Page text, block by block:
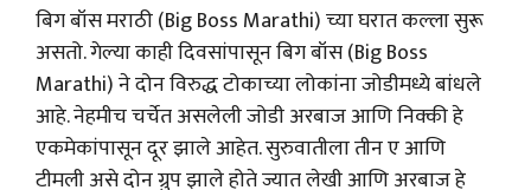
बिग बॉस मराठी (Big Boss Marathi) च्या घरात कल्ला सुरू
असतो. गेल्या काही दिवसांपासून बिग बॉस (Big Boss
Marathi) ने दोन विरुद्ध टोकाच्या लोकांना जोडीमध्ये बांधले
आहे. नेहमीच चर्चेत असलेली जोडी अरबाज आणि निक्की हे
एकमेकांपासून दूर झाले आहेत. सुरुवातीला तीन ए आणि
टीमली असे दोन ग्रुप झाले होते ज्यात लेखी आणि अरबाज हे